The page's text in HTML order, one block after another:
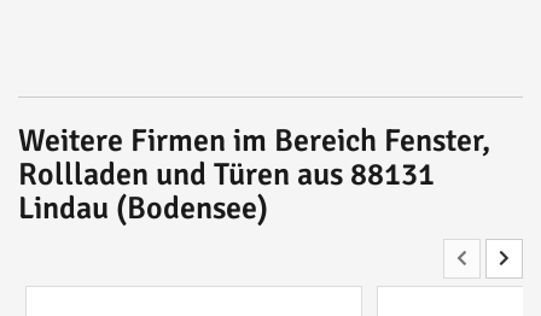
Weitere Firmen im Bereich Fenster,
Rollladen und Türen aus 88131
Lindau (Bodensee)